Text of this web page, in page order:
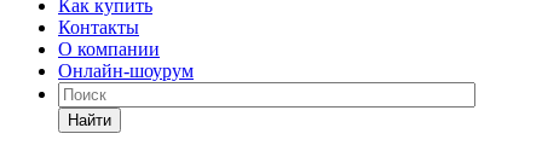
Как купить
Контакты
О компании
Онлайн-шоурум
Найти